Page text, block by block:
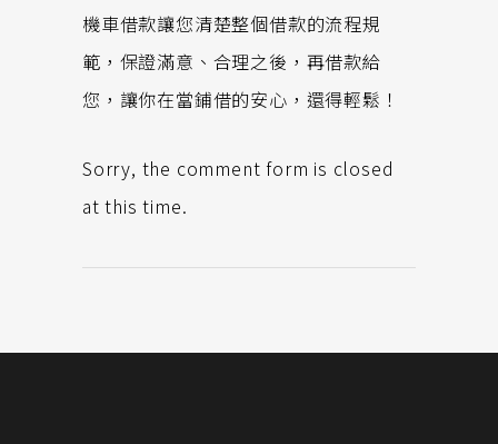
機車借款讓您清楚整個借款的流程規
範，保證滿意、合理之後，再借款給
您，讓你在當鋪借的安心，還得輕鬆！
Sorry, the comment form is closed
at this time.